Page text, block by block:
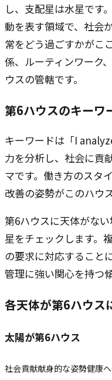
し、支配星は水星です
動を表す領域で、社会
常をどう過ごすかがこ
係、ルーティンワーク
ウスの管轄です。
第6ハウスのキーワ
キーワードは「I
力を分析し、社会に貢
マです。働き方のスタ
改善の姿勢がこのハウ
第6ハウスに天体がな
星をチェックします。
の要求に対応すること
管理に強い関心を持つ
各天体が第6ハウス
太陽が第6ハウス
社会貢献献身的な姿勢健康